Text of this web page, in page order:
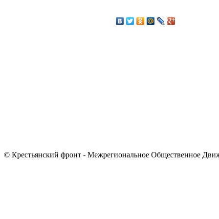
© Крестьянский фронт - Межрегиональное Общественное